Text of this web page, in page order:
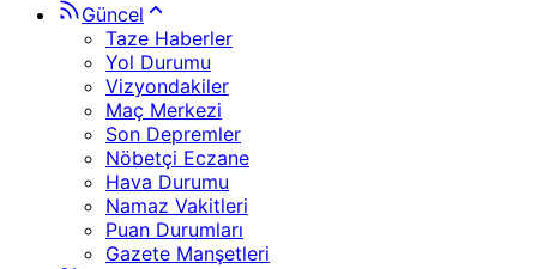
Güncel
Taze Haberler
Yol Durumu
Vizyondakiler
Maç Merkezi
Son Depremler
Nöbetçi Eczane
Hava Durumu
Namaz Vakitleri
Puan Durumları
Gazete Manşetleri